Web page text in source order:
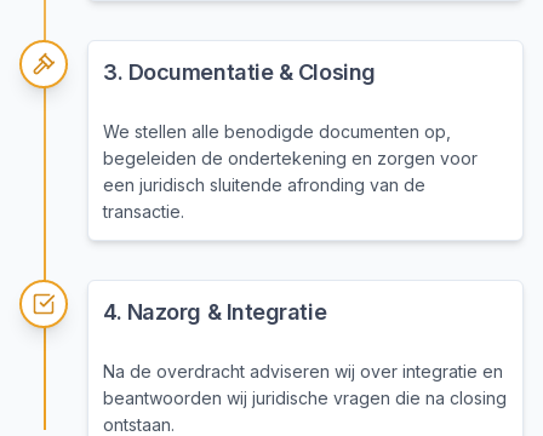
3. Documentatie & Closing
We stellen alle benodigde documenten op,
begeleiden de ondertekening en zorgen voor
een juridisch sluitende afronding van de
transactie.
4. Nazorg & Integratie
Na de overdracht adviseren wij over integratie en
beantwoorden wij juridische vragen die na closing
ontstaan.